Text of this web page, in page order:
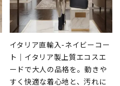
イタリア直輸入-ネイビーコー
ト｜イタリア製上質エコスエ
ードで大人の品格を。動きや
すく快適な着心地と、汚れに